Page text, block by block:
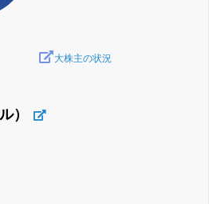
大株主の状況
）